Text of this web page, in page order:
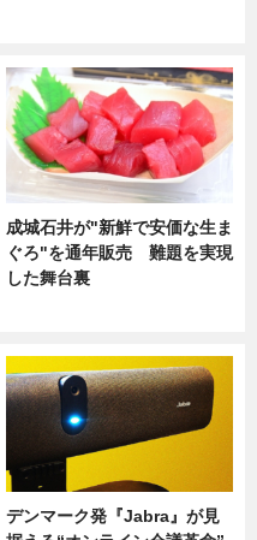
成城石井が"新鮮で安価な生ま
ぐろ"を通年販売 難題を実現
した舞台裏
デンマーク発『Jabra』が見